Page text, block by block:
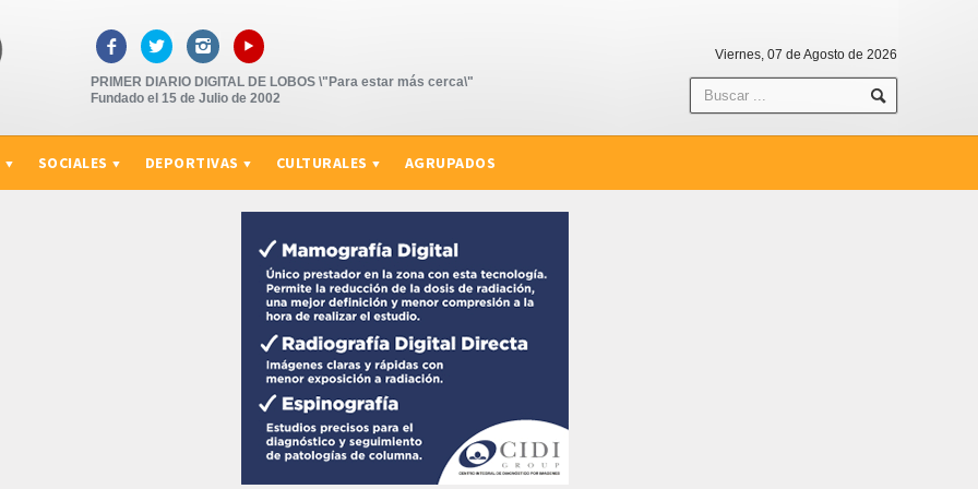
   ▸
PRIMER DIARIO DIGITAL DE LOBOS \"Para estar más cerca\"
Fundado el 15 de Julio de 2002
Viernes, 07 de Agosto de 2026
SOCIALES DEPORTIVAS CULTURALES AGRUPADOS